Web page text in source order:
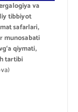
va
tibbiyot
safarlari,
munosabati
qiymati,
tartibi